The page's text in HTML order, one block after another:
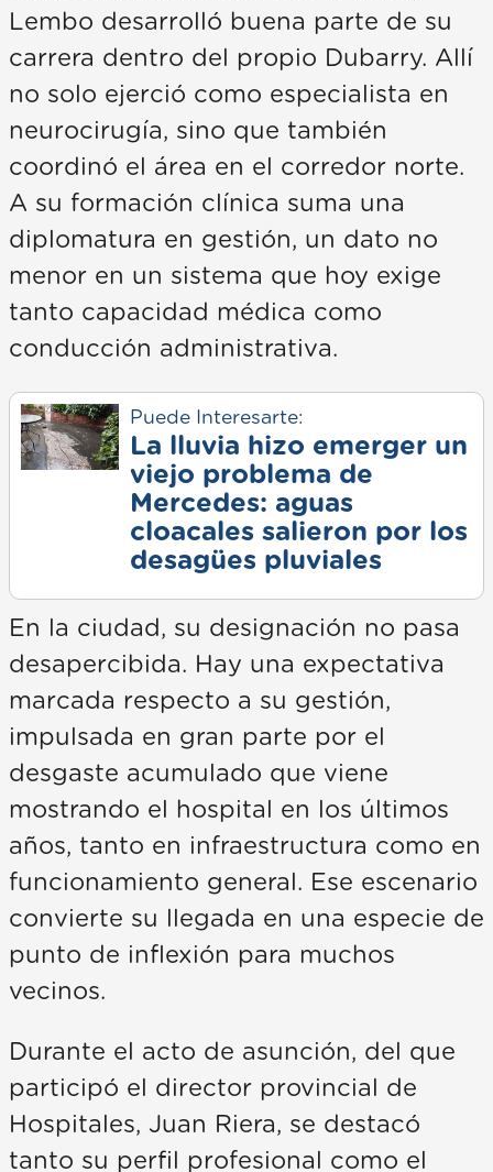
Lembo desarrolló buena parte de su
carrera dentro del propio Dubarry. Allí
no solo ejerció como especialista en
neurocirugía, sino que también
coordinó el área en el corredor norte.
A su formación clínica suma una
diplomatura en gestión, un dato no
menor en un sistema que hoy exige
tanto capacidad médica como
conducción administrativa.
Puede Interesarte:
La lluvia hizo emerger un
viejo problema de
Mercedes: aguas
cloacales salieron por los
desagües pluviales
En la ciudad, su designación no pasa
desapercibida. Hay una expectativa
marcada respecto a su gestión,
impulsada en gran parte por el
desgaste acumulado que viene
mostrando el hospital en los últimos
años, tanto en infraestructura como en
funcionamiento general. Ese escenario
convierte su llegada en una especie de
punto de inflexión para muchos
vecinos.
Durante el acto de asunción, del que
participó el director provincial de
Hospitales, Juan Riera, se destacó
tanto su perfil profesional como el